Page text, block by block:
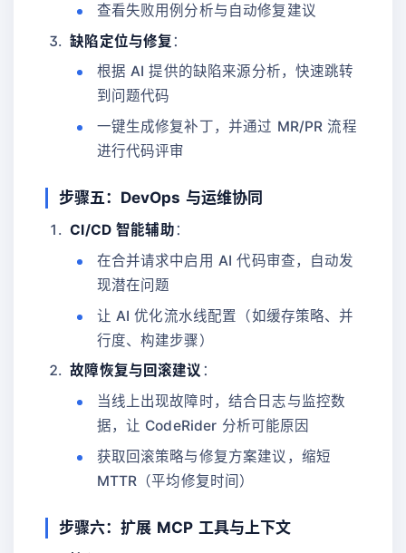
查看失败用例分析与自动修复建议
缺陷定位与修复：
根据 AI 提供的缺陷来源分析，快速跳转
到问题代码
一键生成修复补丁，并通过 MR/PR 流程
进行代码评审
步骤五：DevOps 与运维协同
CI/CD 智能辅助：
在合并请求中启用 AI 代码审查，自动发
现潜在问题
让 AI 优化流水线配置（如缓存策略、并
行度、构建步骤）
故障恢复与回滚建议 ：
当线上出现故障时，结合日志与监控数
据，让 CodeRider 分析可能原因
获取回滚策略与修复方案建议，缩短
MTTR（平均修复时间）
步骤六：扩展 MCP 工具与上下文